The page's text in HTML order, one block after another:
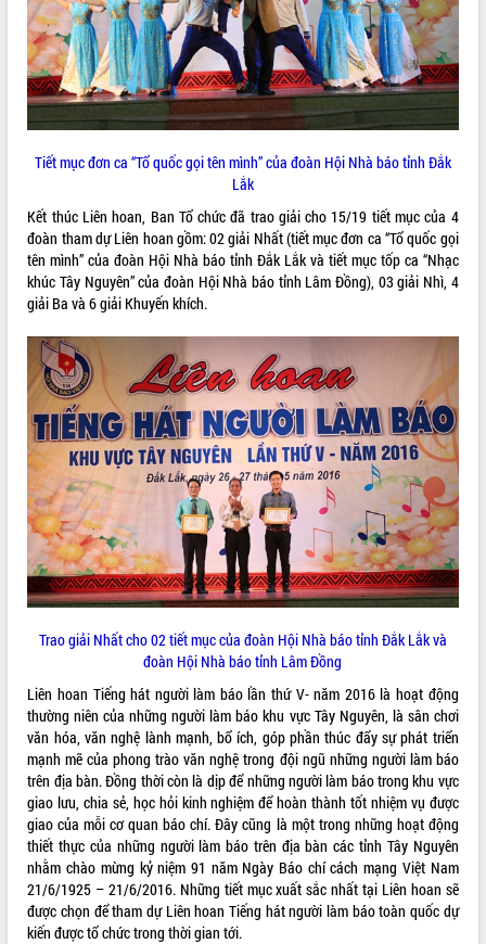
ALBUM ẢNH
LIÊN KẾT WEB
THỐNG KÊ TRUY CẬP
Hôm nay: 3879
66089547
Tiết mục đơn ca “Tổ quốc gọi tên mình” của đoàn Hội Nhà báo tỉnh Đắk
Lắk
Kết thúc Liên hoan, Ban Tổ chức đã trao giải cho 15/19 tiết mục của 4
đoàn tham dự Liên hoan gồm: 02 giải Nhất (tiết mục đơn ca “Tổ quốc gọi
tên mình” của đoàn Hội Nhà báo tỉnh Đắk Lắk và tiết mục tốp ca “Nhạc
khúc Tây Nguyên” của đoàn Hội Nhà báo tỉnh Lâm Đồng), 03 giải Nhì, 4
giải Ba và 6 giải Khuyến khích.
Trao giải Nhất cho 02 tiết mục của đoàn Hội Nhà báo tỉnh Đắk Lắk và
đoàn Hội Nhà báo tỉnh Lâm Đồng
Liên hoan Tiếng hát người làm báo lần thứ V- năm 2016 là hoạt động
thường niên của những người làm báo khu vực Tây Nguyên, là sân chơi
văn hóa, văn nghệ lành mạnh, bổ ích, góp phần thúc đẩy sự phát triển
mạnh mẽ của phong trào văn nghệ trong đội ngũ những người làm báo
trên địa bàn. Đồng thời còn là dịp để những người làm báo trong khu vực
giao lưu, chia sẻ, học hỏi kinh nghiệm để hoàn thành tốt nhiệm vụ được
giao của mỗi cơ quan báo chí. Đây cũng là một trong những hoạt động
thiết thực của những người làm báo trên địa bàn các tỉnh Tây Nguyên
nhằm chào mừng kỷ niệm 91 năm Ngày Báo chí cách mạng Việt Nam
21/6/1925 – 21/6/2016. Những tiết mục xuất sắc nhất tại Liên hoan sẽ
được chọn để tham dự Liên hoan Tiếng hát người làm báo toàn quốc dự
kiến được tổ chức trong thời gian tới.